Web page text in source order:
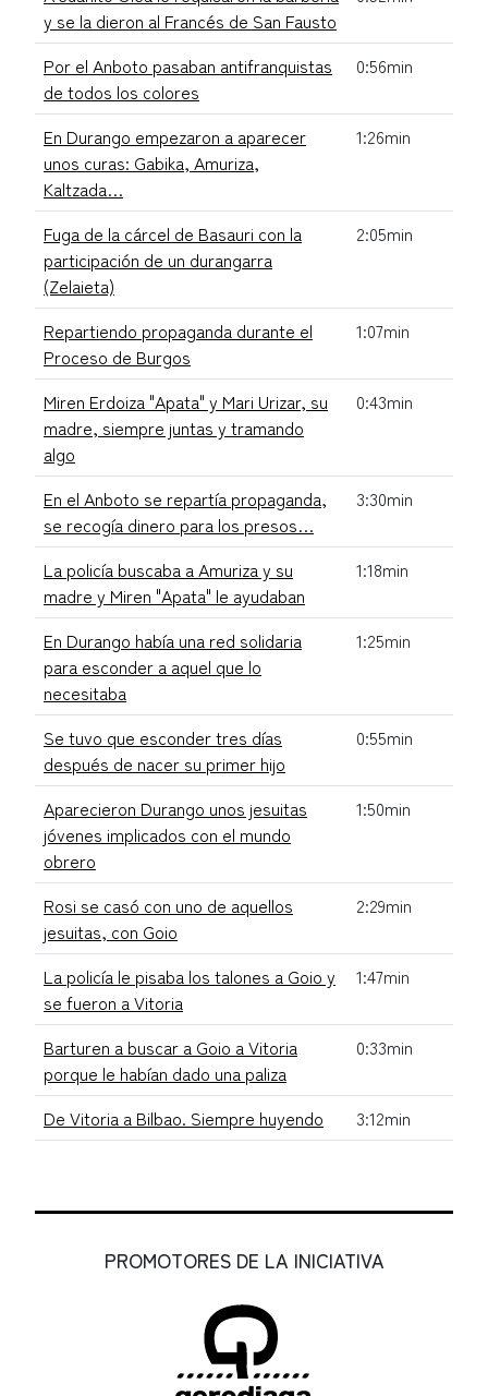
y se la dieron al Francés de San Fausto
Por el Anboto pasaban antifranquistas
de todos los colores
0:56min
En Durango empezaron a aparecer
unos curas: Gabika, Amuriza,
Kaltzada…
1:26min
Fuga de la cárcel de Basauri con la
participación de un durangarra
(Zelaieta)
2:05min
Repartiendo propaganda durante el
Proceso de Burgos
1:07min
Miren Erdoiza "Apata" y Mari Urizar, su
madre, siempre juntas y tramando
algo
0:43min
En el Anboto se repartía propaganda,
se recogía dinero para los presos…
3:30min
La policía buscaba a Amuriza y su
madre y Miren "Apata" le ayudaban
1:18min
En Durango había una red solidaria
para esconder a aquel que lo
necesitaba
1:25min
Se tuvo que esconder tres días
después de nacer su primer hijo
0:55min
Aparecieron Durango unos jesuitas
jóvenes implicados con el mundo
obrero
1:50min
Rosi se casó con uno de aquellos
jesuitas, con Goio
2:29min
La policía le pisaba los talones a Goio y
se fueron a Vitoria
1:47min
Barturen a buscar a Goio a Vitoria
porque le habían dado una paliza
0:33min
De Vitoria a Bilbao. Siempre huyendo 3:12min
PROMOTORES DE LA INICIATIVA